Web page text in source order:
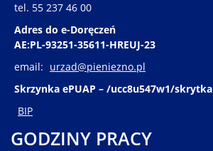
tel. 55 237 46 00
Adres do e-Doręczeń
AE:PL-93251-35611-HREUJ-23
email: urzad@pieniezno.pl
Skrzynka ePUAP – /ucc8u547w1/skrytka
BIP
GODZINY PRACY